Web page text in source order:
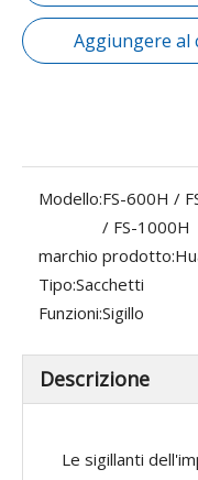
Aggiungere al
Modello:FS-600H /
/ FS-1000H
marchio prodotto:
Tipo:Sacchetti
Funzioni:Sigillo
Descrizione
Le sigillanti